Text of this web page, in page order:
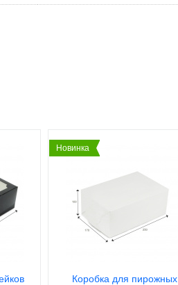
Новинка
Коробка для пирожных